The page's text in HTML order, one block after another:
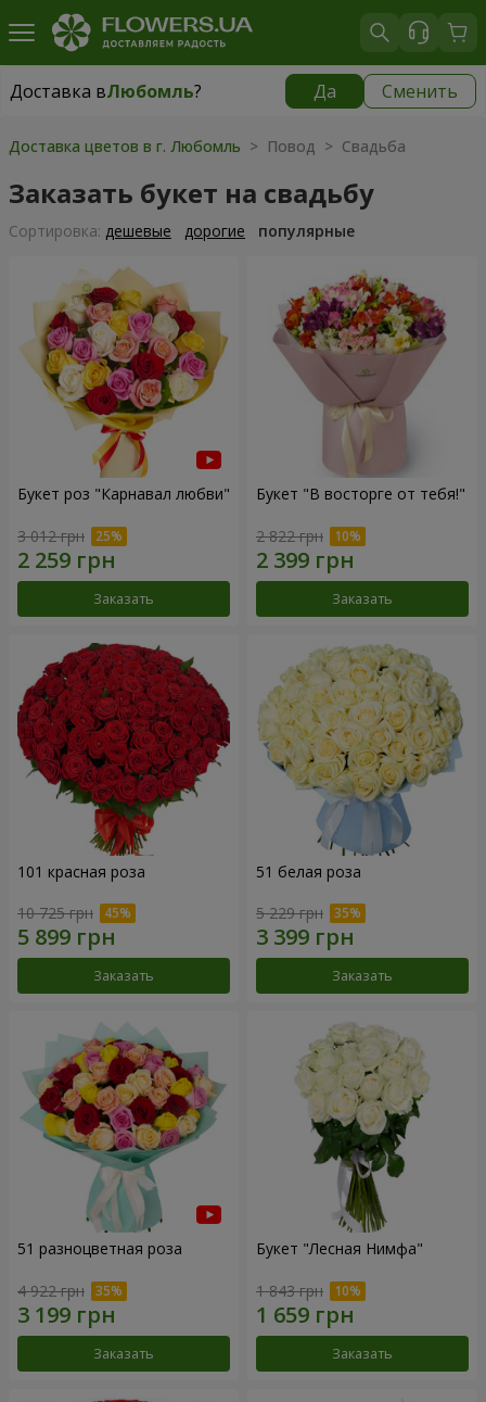
Доставка вЛюбомль? Да Сменить
Доставка вЛюбомль|
Доставка цветов в г. Любомль > Повод > Свадьба
Заказать букет на свадьбу
Cортировка: дешевые дорогие популярные
Букет роз "Карнавал любви"
3 012 грн
Заказать
Букет "В восторге от тебя!"
2 822 грн
Заказать
101 красная роза
10 725 грн
Заказать
51 белая роза
5 229 грн
Заказать
51 разноцветная роза
4 922 грн
Заказать
Букет "Лесная Нимфа"
1 843 грн
Заказать